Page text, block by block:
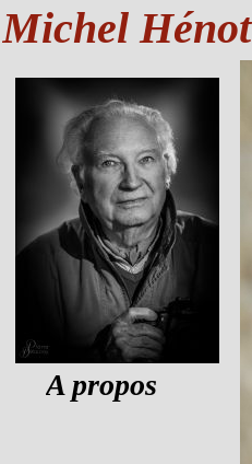
A propos
Michel Hénot